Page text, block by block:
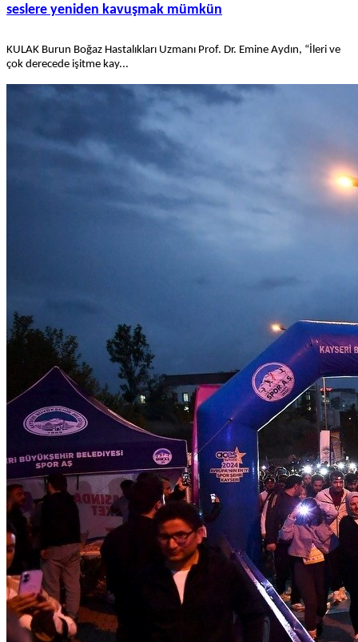
seslere yeniden kavuşmak mümkün
KULAK Burun Boğaz Hastalıkları Uzmanı Prof. Dr. Emine Aydın, “İleri ve
çok derecede işitme kay...